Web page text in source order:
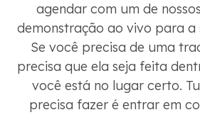
agendar com um de
demonstração ao vivo para a
Se você precisa de uma
precisa que ela seja feita
você está no lugar certo.
precisa fazer é entrar em